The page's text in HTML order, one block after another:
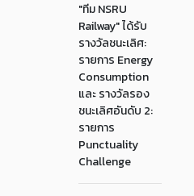
"ทีม NSRU
Railway" ได้รับ
รางวัลชนะเลิศ:
รายการ Energy
Consumption
และ รางวัลรอง
ชนะเลิศอันดับ 2:
รายการ
Punctuality
Challenge